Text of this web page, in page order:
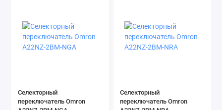
Селекторный
переключатель Omron
Селекторный
переключатель Omron